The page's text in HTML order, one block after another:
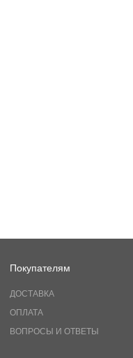
Покупателям
ДОСТАВКА
ОПЛАТА
ВОПРОСЫ И ОТВЕТЫ